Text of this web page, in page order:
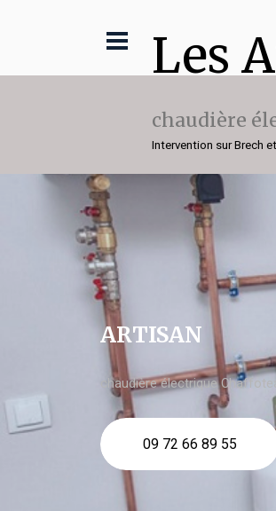
Les
chaudière
Intervention sur Brech
ARTISAN
chaudière électrique
09 72 66 89 55